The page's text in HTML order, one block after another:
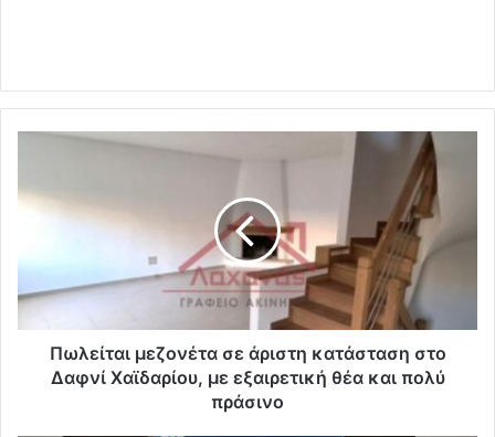
Πωλείται μεζονέτα σε άριστη κατάσταση στο
Δαφνί Χαϊδαρίου, με εξαιρετική θέα και πολύ
πράσινο